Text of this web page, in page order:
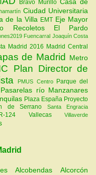
Bravo Murillo
Ciudad Universitaria
de la Villa EMT Eje Mayor
Recoletos El Pardo
Fuencarral Joaquín Costa
Madrid 2016 Madrid Central
de Madrid Metro
Plan Director de
PMUS Centro Parque del
Pasarelas río Manzanares
Plaza España Proyecto
de Serrano Santa Engracia
124 Vallecas Villaverde
Alcobendas Alcorcón